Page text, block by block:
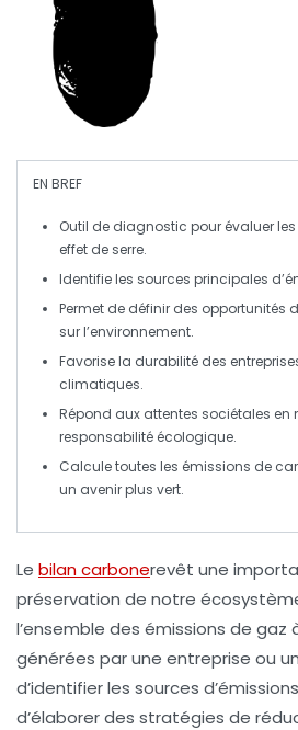
EN BREF
Outil de diagnostic pour évaluer
effet de serre.
Identifie les sources principales
Permet de définir des opportunités
sur l’environnement.
Favorise la durabilité des
climatiques.
Répond aux attentes sociétales en
responsabilité écologique.
Calcule toutes les émissions de
un avenir plus vert.
Le bilan carbonerevêt une
préservation de notre
l’ensemble des émissions de gaz
générées par une entreprise ou
d’identifier les sources d’émissions
d’élaborer des stratégies de